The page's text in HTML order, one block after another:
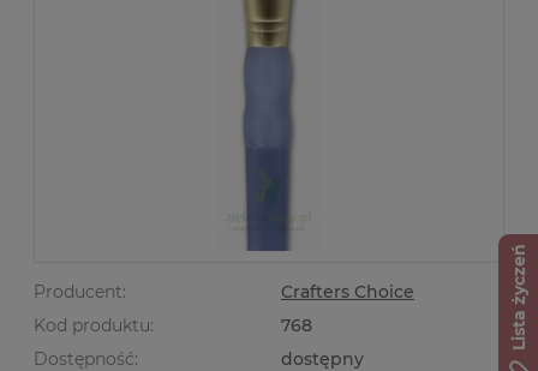
Producent:
Crafters Choice
Kod produktu:
768
Dostępność:
dostępny
Lista życzeń